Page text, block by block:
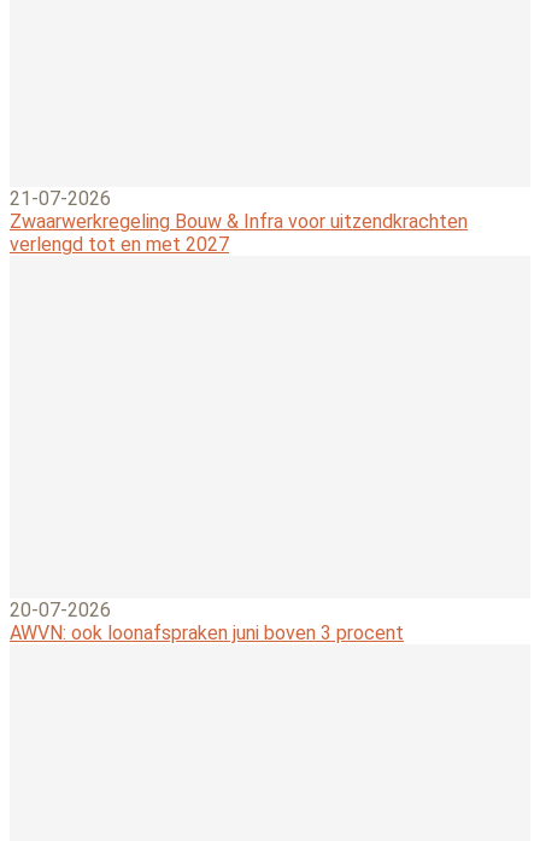
21-07-2026
Zwaarwerkregeling Bouw & Infra voor uitzendkrachten
verlengd tot en met 2027
20-07-2026
AWVN: ook loonafspraken juni boven 3 procent